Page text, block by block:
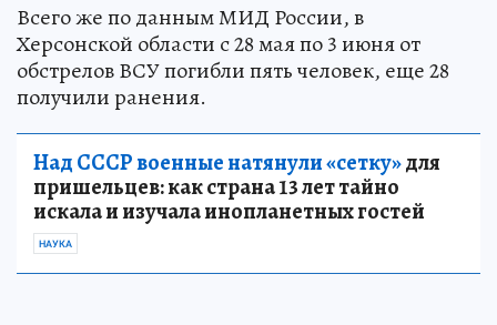
Всего же по данным МИД России, в
Херсонской области с 28 мая по 3 июня от
обстрелов ВСУ погибли пять человек, еще 28
получили ранения.
Над СССР военные натянули «сетку»для
пришельцев: как страна 13 лет тайно
искала и изучала инопланетных гостей
НАУКА